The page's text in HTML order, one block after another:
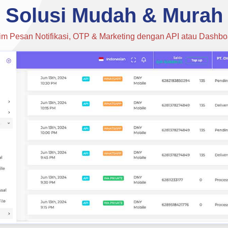
Solusi Mudah & Murah
Pesan Notifikasi, OTP & Marketing dengan API atau